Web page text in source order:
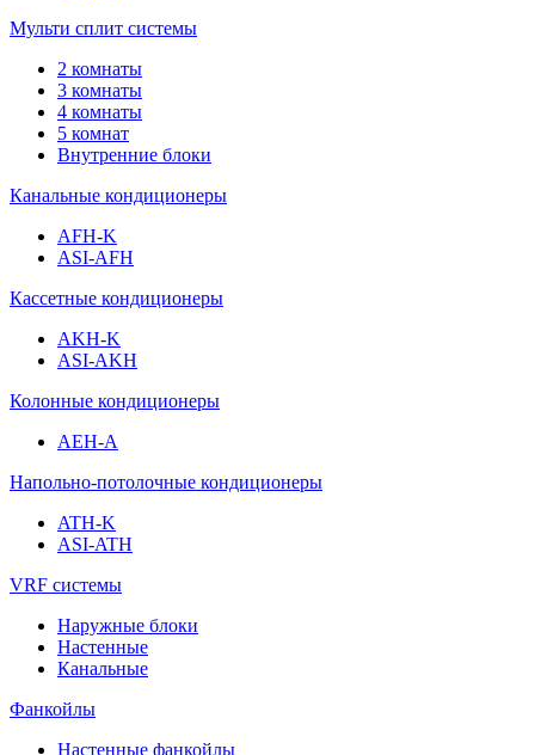
Мульти сплит системы
2 комнаты
3 комнаты
4 комнаты
5 комнат
Внутренние блоки
Канальные кондиционеры
AFH-K
ASI-AFH
Кассетные кондиционеры
AKH-K
ASI-AKH
Колонные кондиционеры
AEH-A
Напольно-потолочные кондиционеры
ATH-K
ASI-ATH
VRF системы
Наружные блоки
Настенные
Канальные
Фанкойлы
Настенные фанкойлы